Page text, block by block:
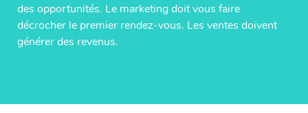
des opportunités. Le marketing doit vous faire
décrocher le premier rendez-vous. Les ventes doivent
générer des revenus.